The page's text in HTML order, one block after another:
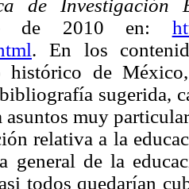
de Investigación
de 2010 en:
. En los
histórico de
sugerida,
asuntos muy
relativa a la
general de la
todos quedarían